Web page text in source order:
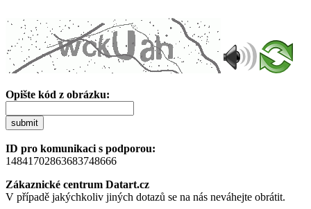
Opište kód z obrázku:
submit
ID pro komunikaci s podporou:
14841702863683748666
Zákaznické centrum Datart.cz
V případě jakýchkoliv jiných dotazů se na nás neváhejte obrátit.